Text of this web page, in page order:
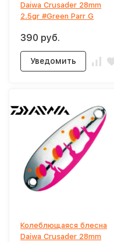
Daiwa Crusader 28mm
2.5gr #Green Parr G
390 руб.
Уведомить
Колеблющаяся блесна
Daiwa Crusader 28mm